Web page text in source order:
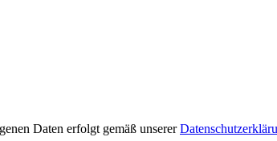
Daten erfolgt gemäß unserer